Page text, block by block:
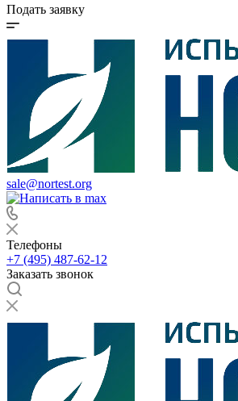
Подать заявку
sale@nortest.org
Телефоны
+7 (495) 487-62-12
Заказать звонок